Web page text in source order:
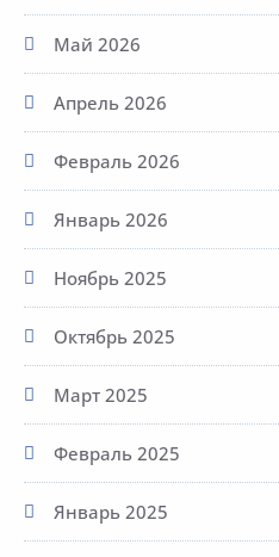
Май 2026
Апрель 2026
Февраль 2026
Январь 2026
Ноябрь 2025
Октябрь 2025
Март 2025
Февраль 2025
Январь 2025